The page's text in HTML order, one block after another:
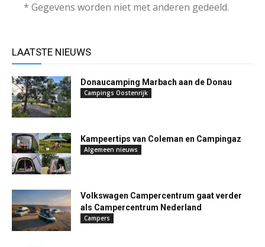
* Gegevens worden niet met anderen gedeeld.
LAATSTE NIEUWS
Donaucamping Marbach aan de Donau
Campings Oostenrijk
Kampeertips van Coleman en Campingaz
Algemeen nieuws
Volkswagen Campercentrum gaat verder
als Campercentrum Nederland
Campers